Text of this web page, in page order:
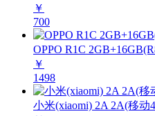
￥
700
OPPO R1C
￥
1498
小米(xiaomi) 2A 2A(移动